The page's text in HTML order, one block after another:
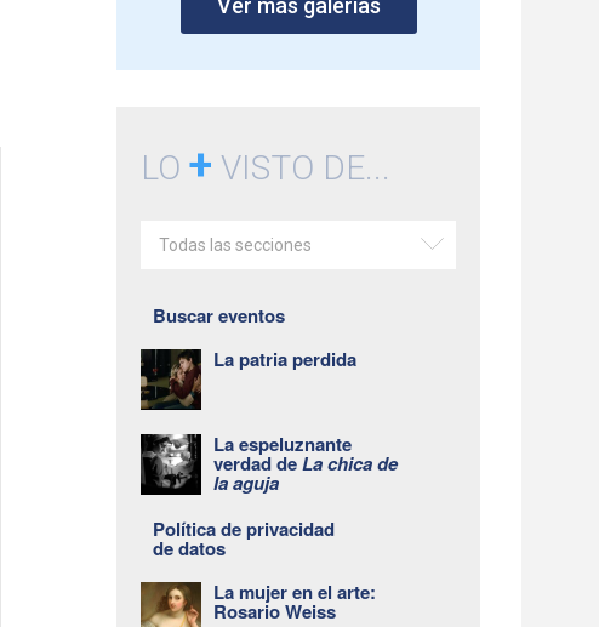
Ver más galerías
LO+ VISTO DE...
Todas las secciones
Buscar eventos
La patria perdida
La espeluznante
verdad deLa chica de
la aguja
Política de privacidad
de datos
La mujer en el arte:
Rosario Weiss